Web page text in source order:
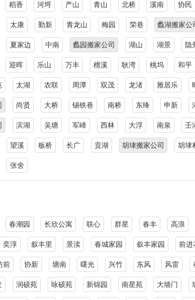
稻香 河埒 产山 青山 北桥 溪南 协民
太康 勤新 青龙山 梅园 荣巷 蠡湖搬家公
夏家边 中南 蠡园搬家公司 湖山 湖景 隐
迎晖 乐山 万丰 檀溪 耿湾 桃坞 和平
太湖 农联 周潭 双茂 龙渚 雅居乐
尚贤 大桥 锡铁巷 南桥 东绛 申新
滨湖 吴塘 军嶂 西林 大浮 南泉 壬
望溪 板桥 长广 贡湖 胡埭搬家公司 胡埭
张舍
春潮园 长欣公寓 联心 群星 春丰 高浪
奕淳 叙丰里 景渎 春城家园 叙丰家园 前进
前 协新 塘南 曙光 兴竹 东风 风雷
润硕苑 咏硕苑 新锦园 南星苑 大墙门